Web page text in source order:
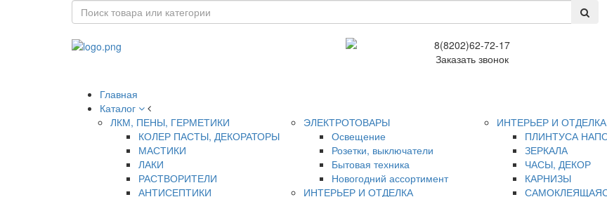
8(8202)62-72-17
Заказать звонок
Главная
Каталог
ЛКМ, ПЕНЫ, ГЕРМЕТИКИ
КОЛЕР ПАСТЫ, ДЕКОРАТОРЫ
МАСТИКИ
ЛАКИ
РАСТВОРИТЕЛИ
АНТИСЕПТИКИ
ЭЛЕКТРОТОВАРЫ
Освещение
Розетки, выключатели
Бытовая техника
Новогодний ассортимент
ИНТЕРЬЕР И ОТДЕЛКА
ИНТЕРЬЕР И ОТДЕЛКА
ПЛИНТУСА
ЗЕРКАЛА
ЧАСЫ, ДЕКОР
КАРНИЗЫ